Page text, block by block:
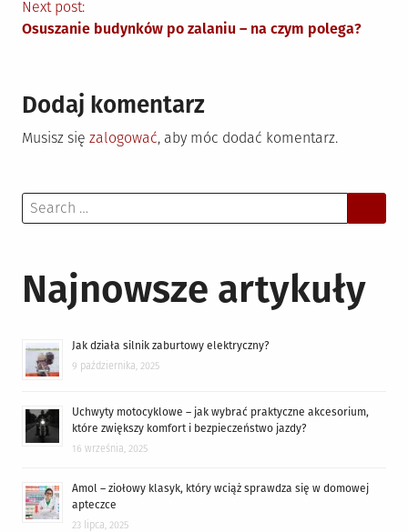
Next post:
Osuszanie budynków po zalaniu – na czym polega?
Dodaj komentarz
Musisz się zalogować, aby móc dodać komentarz.
Search
for:
Najnowsze artykuły
Jak działa silnik zaburtowy elektryczny?
9 października, 2025
Uchwyty motocyklowe – jak wybrać praktyczne akcesorium,
które zwiększy komfort i bezpieczeństwo jazdy?
16 września, 2025
Amol – ziołowy klasyk, który wciąż sprawdza się w domowej
apteczce
23 lipca, 2025